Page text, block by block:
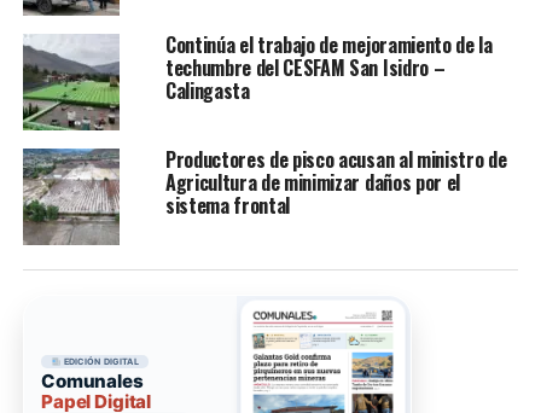
Continúa el trabajo de mejoramiento de la
techumbre del CESFAM San Isidro –
Calingasta
Productores de pisco acusan al ministro de
Agricultura de minimizar daños por el
sistema frontal
EDICIÓN DIGITAL
Comunales
Papel Digital